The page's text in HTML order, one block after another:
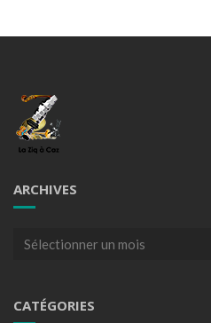
ARCHIVES
Archives
CATÉGORIES